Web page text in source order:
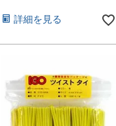
詳細を見る